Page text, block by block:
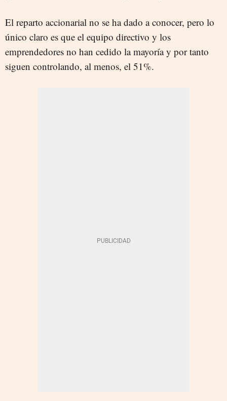
El reparto accionarial no se ha dado a conocer, pero lo
único claro es que el equipo directivo y los
emprendedores no han cedido la mayoría y por tanto
siguen controlando, al menos, el 51%.